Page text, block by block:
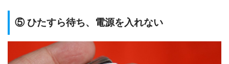
⑤ ひたすら待ち、電源を入れない